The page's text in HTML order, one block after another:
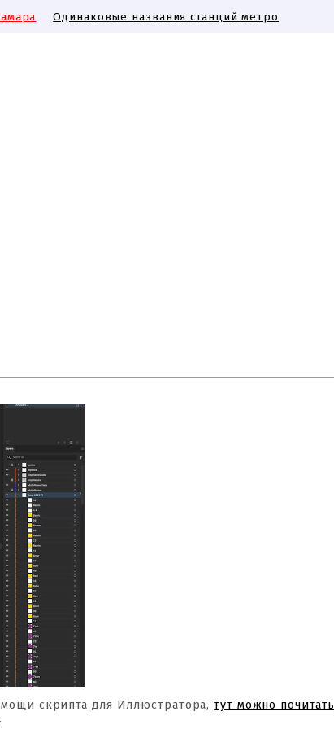
Одинаковые названия станций метро
скрипта для Иллюстратора,тут можно почитать
.